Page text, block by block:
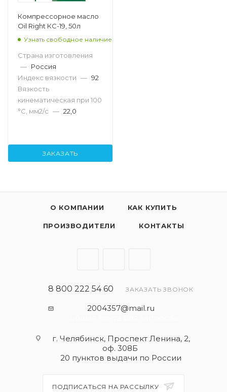
Компрессорное масло
Oil Right КС-19, 50л
Узнать свободное наличие
Страна изготовления
— Россия
Индекс вязкости — 92
Вязкость
кинематическая при 100
°С, мм2/с — 22,0
ЗАКАЗАТЬ
О КОМПАНИИ КАК КУПИТЬ
ПРОИЗВОДИТЕЛИ КОНТАКТЫ
8 800 222 54 60 ЗАКАЗАТЬ ЗВОНОК
2004357@mail.ru
г. Челябинск, Проспект Ленина, 2,
оф. 308Б
20 пунктов выдачи по России
ПОДПИСАТЬСЯ НА РАССЫЛКУ